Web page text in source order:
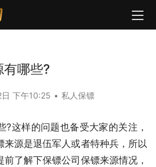
有哪些?
下午10:25 • 私人保镖
?这样的问题也备受大家的关注，
来源是退伍军人或者特种兵，所以
了解下保镖公司保镖来源情况，